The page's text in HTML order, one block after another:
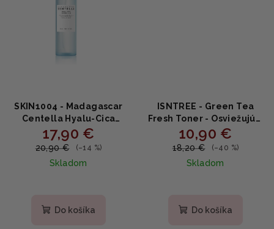
SKIN1004 - Madagascar
Centella Hyalu-Cica
Cloudy Mist - jemná
upokojujúca hmla 120ml
17,90 €
20,90 € (–14 %)
Skladom
produktu
Do košíka
ISNTREE - Green Tea
Fresh Toner - Osviežujúci
toner so zeleným čajom
200ml
10,90 €
18,20 € (–40 %)
Skladom
Do košíka